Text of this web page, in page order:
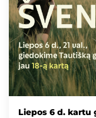
Liepos 6 d. kartu